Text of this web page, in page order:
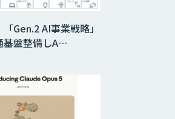
Gen.2 AI事業戦略」
基盤整備しA…